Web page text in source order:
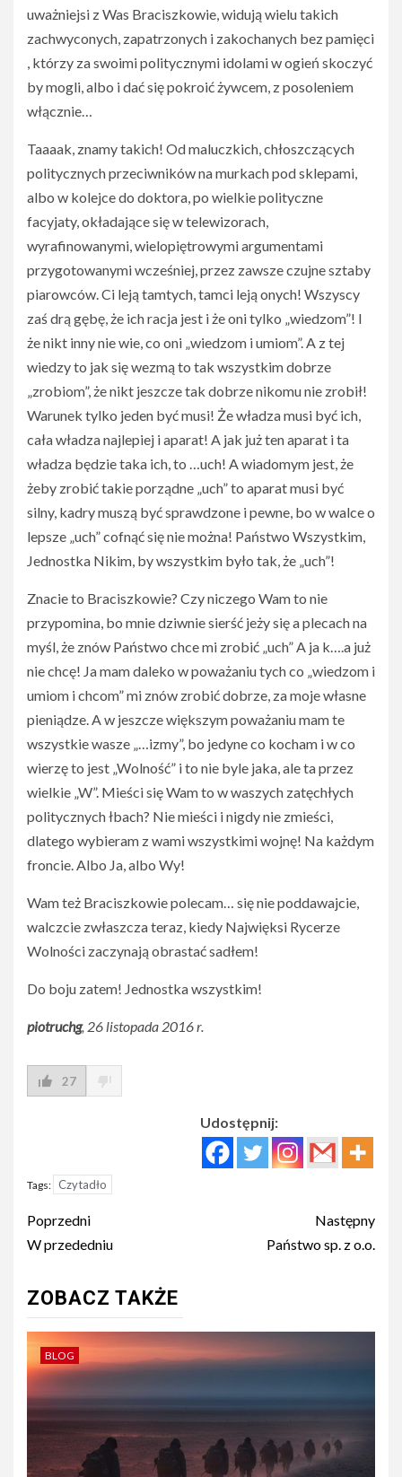
uważniejsi z Was Braciszkowie, widują wielu takich
zachwyconych, zapatrzonych i zakochanych bez pamięci
, którzy za swoimi politycznymi idolami w ogień skoczyć
by mogli, albo i dać się pokroić żywcem, z posoleniem
włącznie…
Taaaak, znamy takich! Od maluczkich, chłoszczących
politycznych przeciwników na murkach pod sklepami,
albo w kolejce do doktora, po wielkie polityczne
facyjaty, okładające się w telewizorach,
wyrafinowanymi, wielopiętrowymi argumentami
przygotowanymi wcześniej, przez zawsze czujne sztaby
piarowców. Ci leją tamtych, tamci leją onych! Wszyscy
zaś drą gębę, że ich racja jest i że oni tylko „wiedzom”! I
że nikt inny nie wie, co oni „wiedzom i umiom”. A z tej
wiedzy to jak się wezmą to tak wszystkim dobrze
„zrobiom”, że nikt jeszcze tak dobrze nikomu nie zrobił!
Warunek tylko jeden być musi! Że władza musi być ich,
cała władza najlepiej i aparat! A jak już ten aparat i ta
władza będzie taka ich, to …uch! A wiadomym jest, że
żeby zrobić takie porządne „uch” to aparat musi być
silny, kadry muszą być sprawdzone i pewne, bo w walce o
lepsze „uch” cofnąć się nie można! Państwo Wszystkim,
Jednostka Nikim, by wszystkim było tak, że „uch”!
Znacie to Braciszkowie? Czy niczego Wam to nie
przypomina, bo mnie dziwnie sierść jeży się a plecach na
myśl, że znów Państwo chce mi zrobić „uch” A ja k….a już
nie chcę! Ja mam daleko w poważaniu tych co „wiedzom i
umiom i chcom” mi znów zrobić dobrze, za moje własne
pieniądze. A w jeszcze większym poważaniu mam te
wszystkie wasze „…izmy”, bo jedyne co kocham i w co
wierzę to jest „Wolność” i to nie byle jaka, ale ta przez
wielkie „W”. Mieści się Wam to w waszych zatęchłych
politycznych łbach? Nie mieści i nigdy nie zmieści,
dlatego wybieram z wami wszystkimi wojnę! Na każdym
froncie. Albo Ja, albo Wy!
Wam też Braciszkowie polecam… się nie poddawajcie,
walczcie zwłaszcza teraz, kiedy Najwięksi Rycerze
Wolności zaczynają obrastać sadłem!
Do boju zatem! Jednostka wszystkim!
piotruchg, 26 listopada 2016 r.
27
Udostępnij:
Tags: Czytadło
Post
navigation
Poprzedni
W przededniu
Następny
Państwo sp. z o.o.
ZOBACZ TAKŻE
BLOG